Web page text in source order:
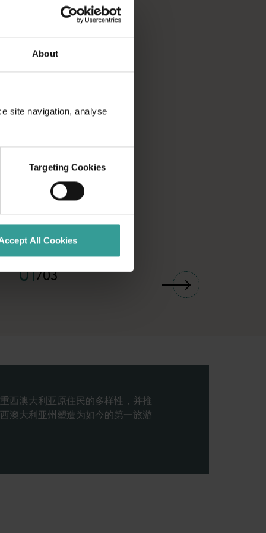
About
site navigation, analyse
Targeting Cookies
All Cookies
01/03
西澳大利亚原住民的多样性，并推
澳大利亚州塑造为如今的第一旅游